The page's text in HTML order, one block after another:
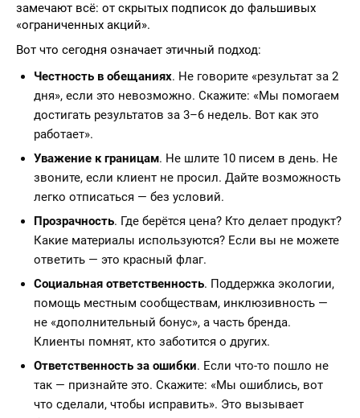
замечают всё: от скрытых подписок до фальшивых
«ограниченных акций».
Вот что сегодня означает этичный подход:
Честность в обещаниях. Не говорите «результат за 2
дня», если это невозможно. Скажите: «Мы помогаем
достигать результатов за 3–6 недель. Вот как это
работает».
Уважение к границам. Не шлите 10 писем в день. Не
звоните, если клиент не просил. Дайте возможность
легко отписаться — без условий.
Прозрачность. Где берётся цена? Кто делает продукт?
Какие материалы используются? Если вы не можете
ответить — это красный флаг.
Социальная ответственность. Поддержка экологии,
помощь местным сообществам, инклюзивность —
не «дополнительный бонус», а часть бренда.
Клиенты помнят, кто заботится о других.
Ответственность за ошибки. Если что-то пошло не
так — признайте это. Скажите: «Мы ошиблись, вот
что сделали, чтобы исправить». Это вызывает